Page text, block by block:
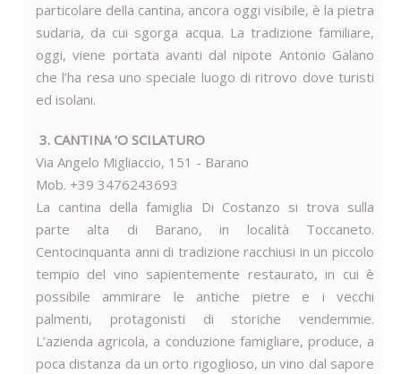
particolare della cantina, ancora oggi visibile, è la pietra
sudaria, da cui sgorga acqua. La tradizione familiare,
oggi, viene portata avanti dal nipote Antonio Galano
che l’ha resa uno speciale luogo di ritrovo dove turisti
ed isolani.
3. CANTINA ‘O SCILATURO
Via Angelo Migliaccio, 151 - Barano
Mob. +39 3476243693
La cantina della famiglia Di Costanzo si trova sulla
parte alta di Barano, in località Toccaneto.
Centocinquanta anni di tradizione racchiusi in un piccolo
tempio del vino sapientemente restaurato, in cui è
possibile ammirare le antiche pietre e i vecchi
palmenti, protagonisti di storiche vendemmie.
L’azienda agricola, a conduzione famigliare, produce, a
poca distanza da un orto rigoglioso, un vino dal sapore